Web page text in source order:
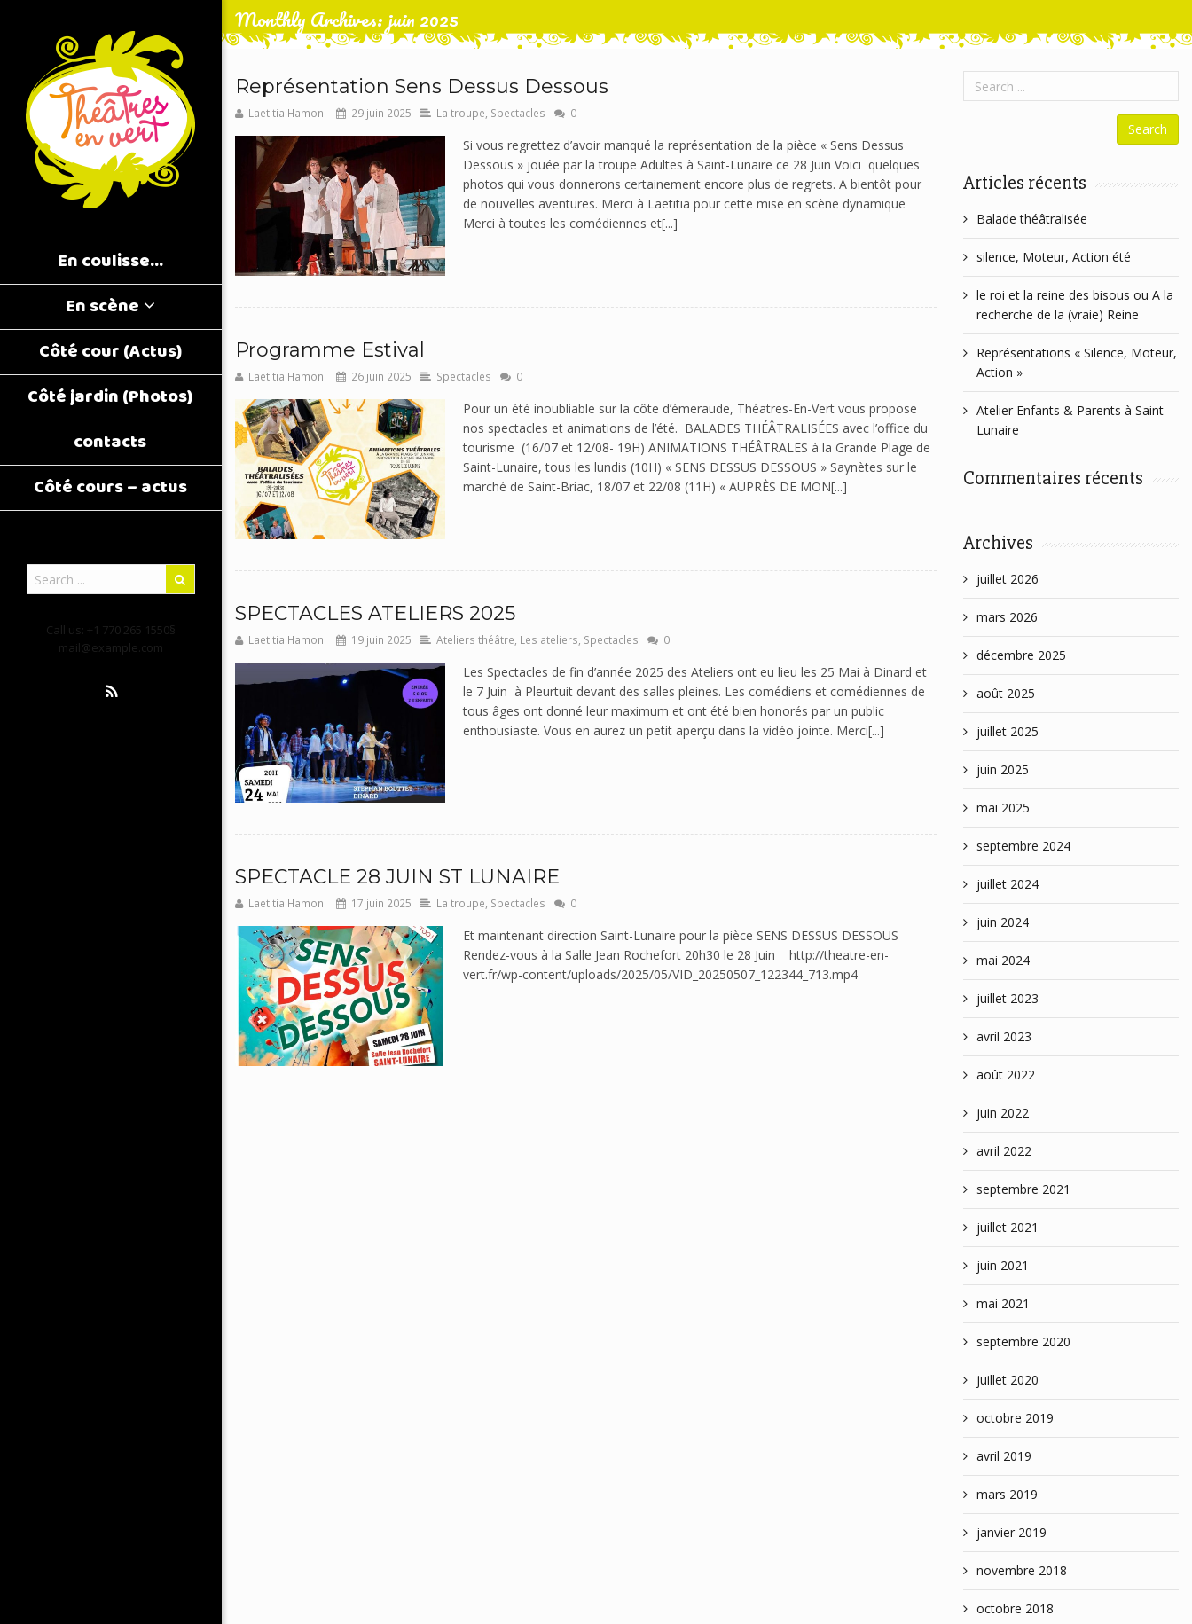
En coulisse…
En scène
Côté cour (Actus)
Côté jardin (Photos)
contacts
Côté cours – actus
Call us: +1 770 265 1550§
mail@example.com
Monthly Archives: juin 2025
Représentation Sens Dessus Dessous
Laetitia Hamon 29 juin 2025 La troupe Spectacles 0
Si vous regrettez d’avoir manqué la représentation de la pièce « Sens Dessus
Dessous » jouée par la troupe Adultes à Saint-Lunaire ce 28 Juin Voici quelques
photos qui vous donnerons certainement encore plus de regrets. A bientôt pour
de nouvelles aventures. Merci à Laetitia pour cette mise en scène dynamique
Merci à toutes les comédiennes et[...]
Programme Estival
Laetitia Hamon 26 juin 2025 Spectacles 0
Pour un été inoubliable sur la côte d’émeraude, Théatres-En-Vert vous propose
nos spectacles et animations de l’été. BALADES THÉÂTRALISÉES avec l’office du
tourisme (16/07 et 12/08- 19H) ANIMATIONS THÉÂTRALES à la Grande Plage de
Saint-Lunaire, tous les lundis (10H) « SENS DESSUS DESSOUS » Saynètes sur le
marché de Saint-Briac, 18/07 et 22/08 (11H) « AUPRÈS DE MON[...]
SPECTACLES ATELIERS 2025
Laetitia Hamon 19 juin 2025 Ateliers théâtre Les ateliers Spectacles 0
Les Spectacles de fin d’année 2025 des Ateliers ont eu lieu les 25 Mai à Dinard et
le 7 Juin à Pleurtuit devant des salles pleines. Les comédiens et comédiennes de
tous âges ont donné leur maximum et ont été bien honorés par un public
enthousiaste. Vous en aurez un petit aperçu dans la vidéo jointe. Merci[...]
SPECTACLE 28 JUIN ST LUNAIRE
Laetitia Hamon 17 juin 2025 La troupe, Spectacles 0
Et maintenant direction Saint-Lunaire pour la pièce SENS DESSUS DESSOUS
Rendez-vous à la Salle Jean Rochefort 20h30 le 28 Juin http://theatre-en-
vert.fr/wp-content/uploads/2025/05/VID_20250507_122344_713.mp4
Articles récents
Balade théâtralisée
silence, Moteur, Action été
le roi et la reine des bisous ou A la
recherche de la (vraie) Reine
Représentations « Silence, Moteur,
Action »
Atelier Enfants & Parents à Saint-
Lunaire
Commentaires récents
Archives
juillet 2026
mars 2026
décembre 2025
août 2025
juillet 2025
juin 2025
mai 2025
septembre 2024
juillet 2024
juin 2024
mai 2024
juillet 2023
avril 2023
août 2022
juin 2022
avril 2022
septembre 2021
juillet 2021
juin 2021
mai 2021
septembre 2020
juillet 2020
octobre 2019
avril 2019
mars 2019
janvier 2019
novembre 2018
octobre 2018